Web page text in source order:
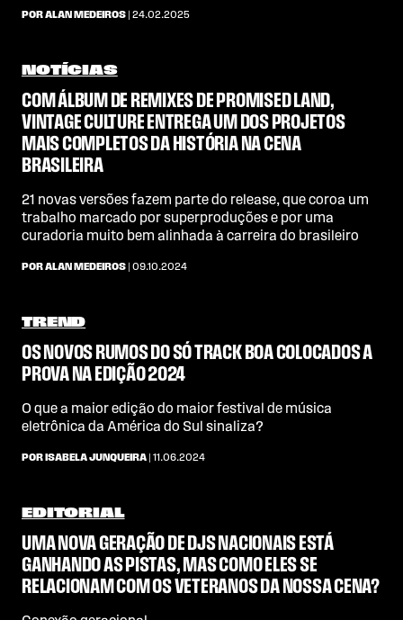
POR ALAN MEDEIROS | 24.02.2025
NOTÍCIAS
COM ÁLBUM DE REMIXES DE PROMISED LAND,
VINTAGE CULTURE ENTREGA UM DOS PROJETOS
MAIS COMPLETOS DA HISTÓRIA NA CENA
BRASILEIRA
21 novas versões fazem parte do release, que coroa um
trabalho marcado por superproduções e por uma
curadoria muito bem alinhada à carreira do brasileiro
POR ALAN MEDEIROS | 09.10.2024
TREND
OS NOVOS RUMOS DO SÓ TRACK BOA COLOCADOS A
PROVA NA EDIÇÃO 2024
O que a maior edição do maior festival de música
eletrônica da América do Sul sinaliza?
POR ISABELA JUNQUEIRA | 11.06.2024
EDITORIAL
UMA NOVA GERAÇÃO DE DJS NACIONAIS ESTÁ
GANHANDO AS PISTAS, MAS COMO ELES SE
RELACIONAM COM OS VETERANOS DA NOSSA CENA?